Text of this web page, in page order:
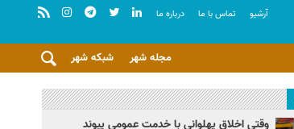
آرشيو تماس با ما درباره ما
شبکه شهر مجله شهر
وقتی اخلاق پهلوانی با خدمت عمومی پیوند